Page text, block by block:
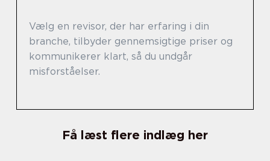
Vælg en revisor, der har erfaring i din
branche, tilbyder gennemsigtige priser og
kommunikerer klart, så du undgår
misforståelser.
Få læst flere indlæg her